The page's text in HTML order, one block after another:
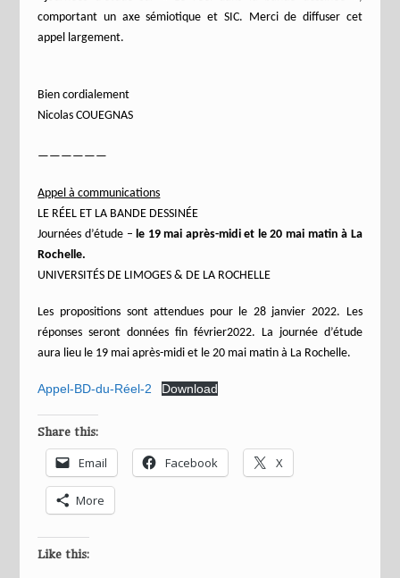
comportant un axe sémiotique et SIC. Merci de diffuser cet
appel largement.
Bien cordialement
Nicolas COUEGNAS
——————
Appel à communications
LE RÉEL ET LA BANDE DESSINÉE
Journées d’étude –le 19 mai après-midi et le 20 mai matin à La
Rochelle.
UNIVERSITÉS DE LIMOGES & DE LA ROCHELLE
Les propositions sont attendues pour le 28 janvier 2022. Les
réponses seront données fin février2022. La journée d’étude
aura lieu le 19 mai après-midi et le 20 mai matin à La Rochelle.
Appel-BD-du-Réel-2 Download
Share this:
Email Facebook X
More
Like this: